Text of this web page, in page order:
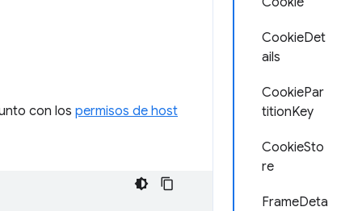
CookieDet
ails
CookiePar
titionKey
CookieSto
re
FrameDeta
con los permisos de host